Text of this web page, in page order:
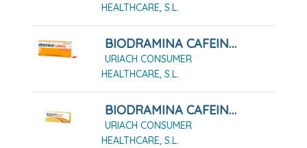
HEALTHCARE, S.L.
BIODRAMINA CAFEINA COMPRIMIDOS RECUBIERTOS , 12 COMPRIMIDOS
URIACH CONSUMER
HEALTHCARE, S.L.
BIODRAMINA CAFEINA COMPRIMIDOS RECUBIERTOS , 4 COMPRIMIDOS
URIACH CONSUMER
HEALTHCARE, S.L.